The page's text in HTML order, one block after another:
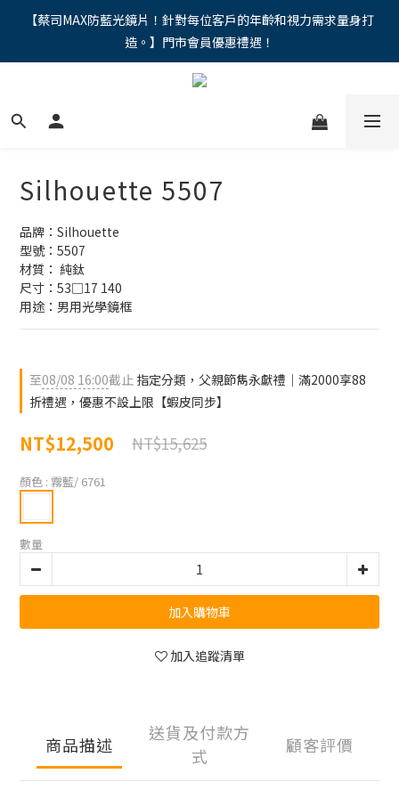
"馬年新章續寫，視界品味進階，限時禮遇 9 折無上限，12期分期
免手續費。。
【蔡司MAX防藍光鏡片！針對每位客戶的年齡和視力需求量身打
造。】門市會員優惠禮遇！
"馬年新章續寫，視界品味進階，限時禮遇 9 折無上限，12期分期
Silhouette 5507
品牌：Silhouette
型號：5507
材質： 純鈦
尺寸：53□17 140
用途：男用光學鏡框
至08/08 16:00截止 指定分類，父親節雋永獻禮｜滿2000享88
折禮遇，優惠不設上限【蝦皮同步】
NT$12,500 NT$15,625
顏色 : 霧藍/ 6761
數量
加入購物車
加入追蹤清單
商品描述
送貨及付款方
式
顧客評價